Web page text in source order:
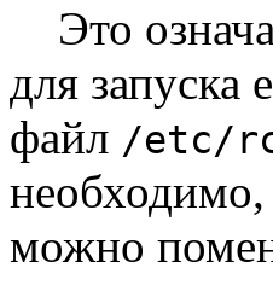
Это
для
файл /etc/
можно